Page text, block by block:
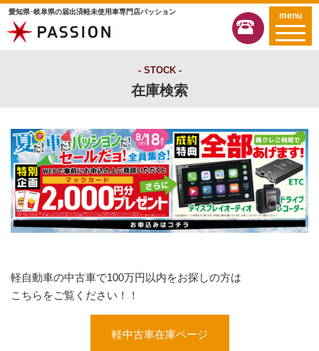
愛知県･岐阜県の届出済軽未使用車専門店パッション menu
STOCK
在庫検索
軽自動車の中古車で100万円以内をお探しの方は
こちらをご覧ください！！
軽中古車在庫ページ